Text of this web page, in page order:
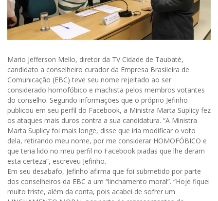
Mario Jefferson Mello, diretor da TV Cidade de Taubaté,
candidato a conselheiro curador da Empresa Brasileira de
Comunicação (EBC) teve seu nome rejeitado ao ser
considerado homofóbico e machista pelos membros votantes
do conselho. Segundo informações que o próprio Jefinho
publicou em seu perfil do Facebook, a Ministra Marta Suplicy fez
os ataques mais duros contra a sua candidatura. “A Ministra
Marta Suplicy foi mais longe, disse que iria modificar o voto
dela, retirando meu nome, por me considerar HOMOFÓBICO e
que teria lido no meu perfil no Facebook piadas que lhe deram
esta certeza”, escreveu Jefinho.
Em seu desabafo, Jefinho afirma que foi submetido por parte
dos conselheiros da EBC a um “linchamento moral”. “Hoje fiquei
muito triste, além da conta, pois acabei de sofrer um